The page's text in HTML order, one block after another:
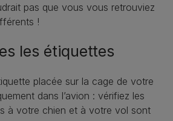
pas que vous vous retrouviez
!
les étiquettes
placée sur la cage de votre
dans l’avion : vérifiez les
à votre chien et à votre vol sont